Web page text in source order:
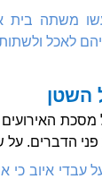
משתה בית
לאכל
השטן
מסכת
הדברים. על
עבדי איוב כי